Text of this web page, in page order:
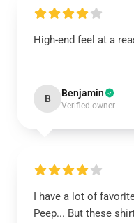
High-end feel at a
B Benjamin
Verified owner
I have a lot of
Peep... But these